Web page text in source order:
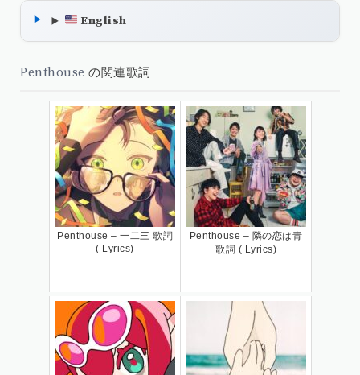
English
Penthouse の関連歌詞
Penthouse – 一二三 歌詞
( Lyrics)
Penthouse – 隣の恋は青
歌詞 ( Lyrics)